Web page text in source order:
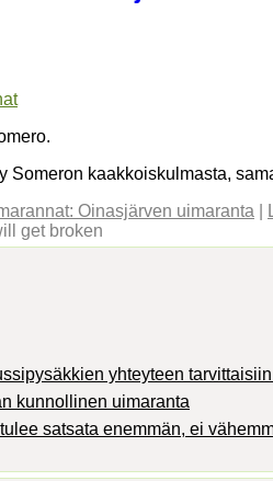
Someron kaakkoiskulmasta,
Oinasjärven uimaranta
get broken
yhteyteen
kunnollinen uimaranta
satsata enemmän, ei